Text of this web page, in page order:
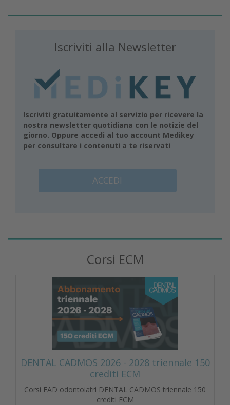
Iscriviti alla Newsletter
Iscriviti gratuitamente al servizio per ricevere la
nostra newsletter quotidiana con le notizie del
giorno. Oppure accedi al tuo account Medikey
per consultare i contenuti a te riservati
ACCEDI
Corsi ECM
DENTAL CADMOS 2026 - 2028 triennale 150
crediti ECM
Corsi FAD odontoiatri DENTAL CADMOS triennale 150
crediti ECM